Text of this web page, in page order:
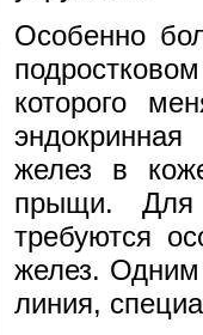
Особенно
которого
желез в
прыщи. Для
требуются
желез. Одним
линия,